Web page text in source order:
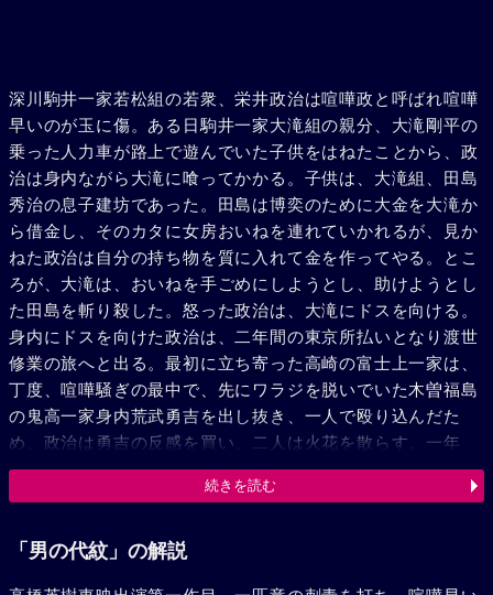
深川駒井一家若松組の若衆、栄井政治は喧嘩政と呼ばれ喧嘩
早いのが玉に傷。ある日駒井一家大滝組の親分、大滝剛平の
乗った人力車が路上で遊んでいた子供をはねたことから、政
治は身内ながら大滝に喰ってかかる。子供は、大滝組、田島
秀治の息子建坊であった。田島は博奕のために大金を大滝か
ら借金し、そのカタに女房おいねを連れていかれるが、見か
ねた政治は自分の持ち物を質に入れて金を作ってやる。とこ
ろが、大滝は、おいねを手ごめにしようとし、助けようとし
た田島を斬り殺した。怒った政治は、大滝にドスを向ける。
身内にドスを向けた政治は、二年間の東京所払いとなり渡世
修業の旅へと出る。最初に立ち寄った高崎の富士上一家は、
丁度、喧嘩騒ぎの最中で、先にワラジを脱いでいた木曽福島
の鬼高一家身内荒武勇吉を出し抜き、一人で殴り込んだた
め、政治は勇吉の反感を買い、二人は火花を散らす。一年
後、木曽福島に足を踏み入れた政治は、思いがけず、おいね
と健坊に再会する。福島の大きな材木商尾州屋がおいねの実
る。弥之助は、二年前に渡世を引退したのだが、彼の舎弟分
続きを読む
「男の代紋」の解説